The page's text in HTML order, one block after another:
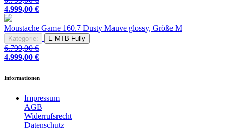
4.999,00 €
Moustache Game 160.7 Dusty Mauve glossy, Größe M
Kategorie: E-MTB Fully
6.799,00€
4.999,00 €
Informationen
Impressum
AGB
Widerrufsrecht
Datenschutz